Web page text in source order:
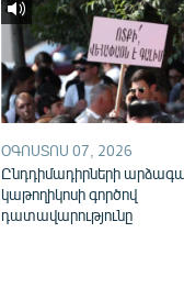
ՕԳՈՍՏՈՍ 07, 2026
Ընդդիմադիրների
կաթողիկոսի գործով
դատավարությունը